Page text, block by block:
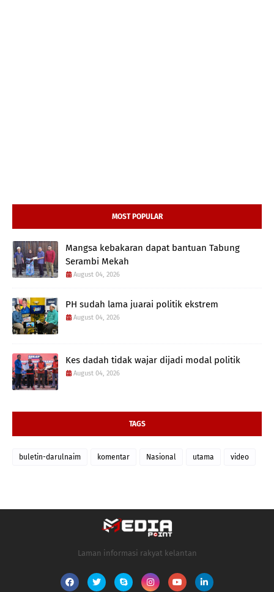
MOST POPULAR
Mangsa kebakaran dapat bantuan Tabung
Serambi Mekah
August 04, 2026
PH sudah lama juarai politik ekstrem
August 04, 2026
Kes dadah tidak wajar dijadi modal politik
August 04, 2026
TAGS
buletin-darulnaim komentar Nasional utama video
Laman informasi rakyat kelantan